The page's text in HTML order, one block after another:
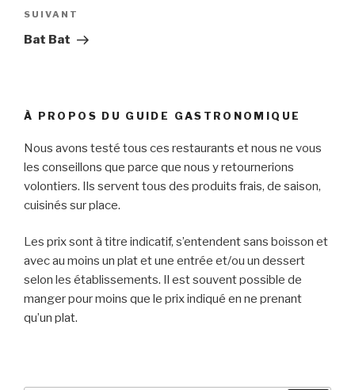
de
l’article
Article
suivant
SUIVANT
Bat Bat
À PROPOS DU GUIDE GASTRONOMIQUE
Nous avons testé tous ces restaurants et nous ne vous
les conseillons que parce que nous y retournerions
volontiers. Ils servent tous des produits frais, de saison,
cuisinés sur place.
Les prix sont à titre indicatif, s’entendent sans boisson et
avec au moins un plat et une entrée et/ou un dessert
selon les établissements. Il est souvent possible de
manger pour moins que le prix indiqué en ne prenant
qu’un plat.